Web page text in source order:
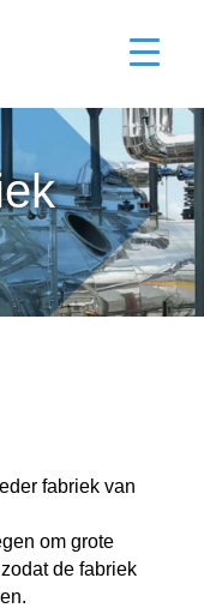
fabriek van
om grote
de fabriek